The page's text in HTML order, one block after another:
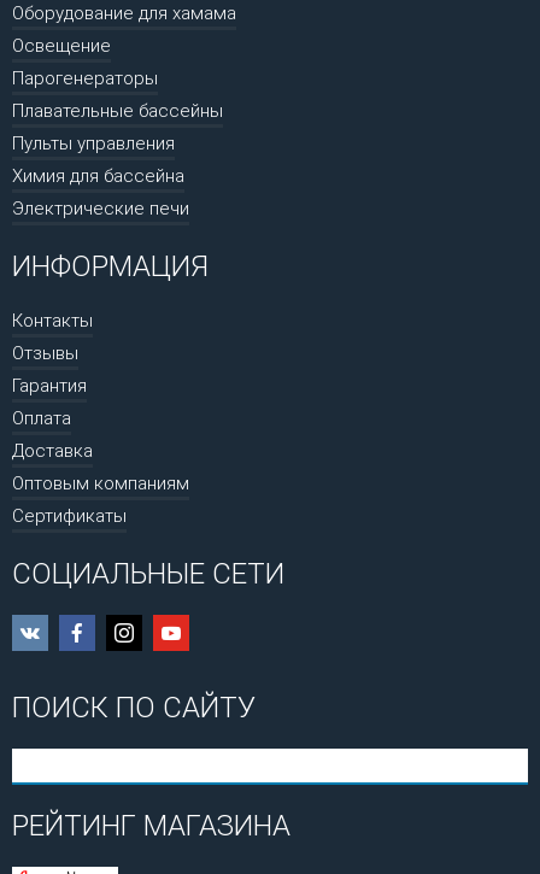
Оборудование для хамама
Освещение
Парогенераторы
Плавательные бассейны
Пульты управления
Химия для бассейна
Электрические печи
ИНФОРМАЦИЯ
Контакты
Отзывы
Гарантия
Оплата
Доставка
Оптовым компаниям
Сертификаты
СОЦИАЛЬНЫЕ СЕТИ
ПОИСК ПО САЙТУ
РЕЙТИНГ МАГАЗИНА